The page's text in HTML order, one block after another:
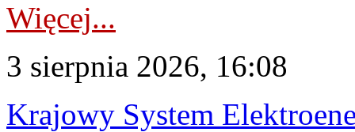
Więcej...
3 sierpnia 2026, 16:08
Krajowy System